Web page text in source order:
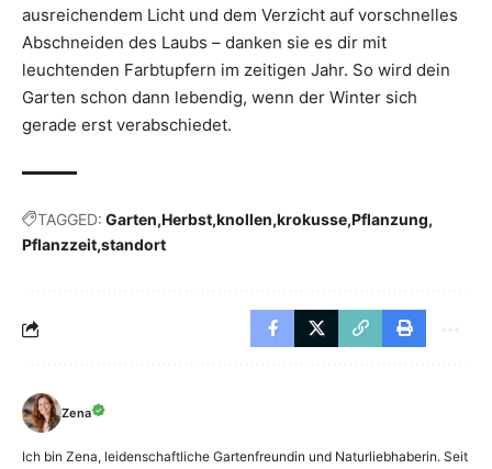
ausreichendem Licht und dem Verzicht auf vorschnelles
Abschneiden des Laubs – danken sie es dir mit
leuchtenden Farbtupfern im zeitigen Jahr. So wird dein
Garten schon dann lebendig, wenn der Winter sich
gerade erst verabschiedet.
TAGGED: Garten Herbst knollen krokusse Pflanzung
Pflanzzeit standort
Zena
Ich bin Zena, leidenschaftliche Gartenfreundin und Naturliebhaberin. Seit